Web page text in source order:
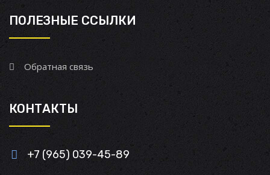
ПОЛЕЗНЫЕ ССЫЛКИ
Обратная связь
КОНТАКТЫ
+7 (965) 039-45-89